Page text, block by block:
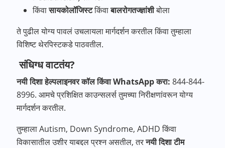
किंवासायकोलॉजिस्टकिंवाबालरोगतज्ज्ञांशीबोला
ते पुढील योग्य पावलं उचलायला मार्गदर्शन करतील किंवा तुम्हाला
विशिष्ट थेरपिस्टकडे पाठवतील.
संधिग्ध वाटतंय?
नयी दिशा हेल्पलाइनवर कॉल किंवा WhatsApp करा: 844-844-
8996. आमचे प्रशिक्षित काउन्सलर्स तुमच्या निरीक्षणांवरून योग्य
मार्गदर्शन करतील.
तुम्हाला Autism, Down Syndrome, ADHD किंवा
विकासातील उशीर याबद्दल प्रश्न असतील, तरनयी दिशा टीम